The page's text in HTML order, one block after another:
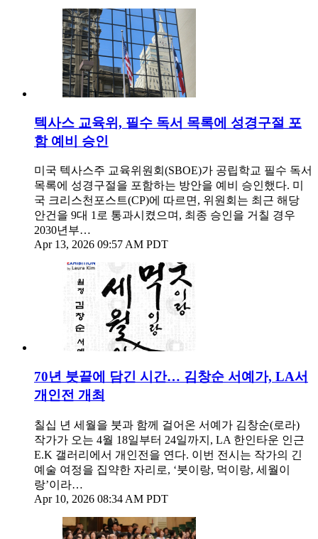
텍사스 교육위, 필수 독서 목록에 성경구절 포
함 예비 승인
미국 텍사스주 교육위원회(SBOE)가 공립학교 필수 독서
목록에 성경구절을 포함하는 방안을 예비 승인했다. 미
국 크리스천포스트(CP)에 따르면, 위원회는 최근 해당
안건을 9대 1로 통과시켰으며, 최종 승인을 거칠 경우
2030년부…
Apr 13, 2026 09:57 AM PDT
70년 붓끝에 담긴 시간… 김창순 서예가, LA서
개인전 개최
칠십 년 세월을 붓과 함께 걸어온 서예가 김창순(로라)
작가가 오는 4월 18일부터 24일까지, LA 한인타운 인근
E.K 갤러리에서 개인전을 연다. 이번 전시는 작가의 긴
예술 여정을 집약한 자리로, ‘붓이랑, 먹이랑, 세월이
랑’이라…
Apr 10, 2026 08:34 AM PDT